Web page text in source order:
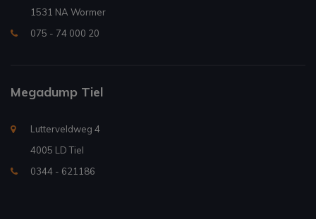
1531 NA Wormer
075 - 74 000 20
Megadump Tiel
Lutterveldweg 4
4005 LD Tiel
0344 - 621186